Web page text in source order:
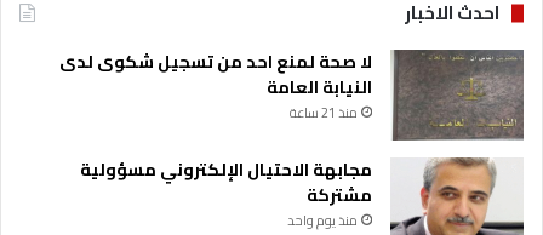
احدث الاخبار
لا صحة لمنع احد من تسجيل شكوى لدى
النيابة العامة
منذ 21 ساعة
مجابهة الاحتيال الإلكتروني مسؤولية
مشتركة
منذ يوم واحد